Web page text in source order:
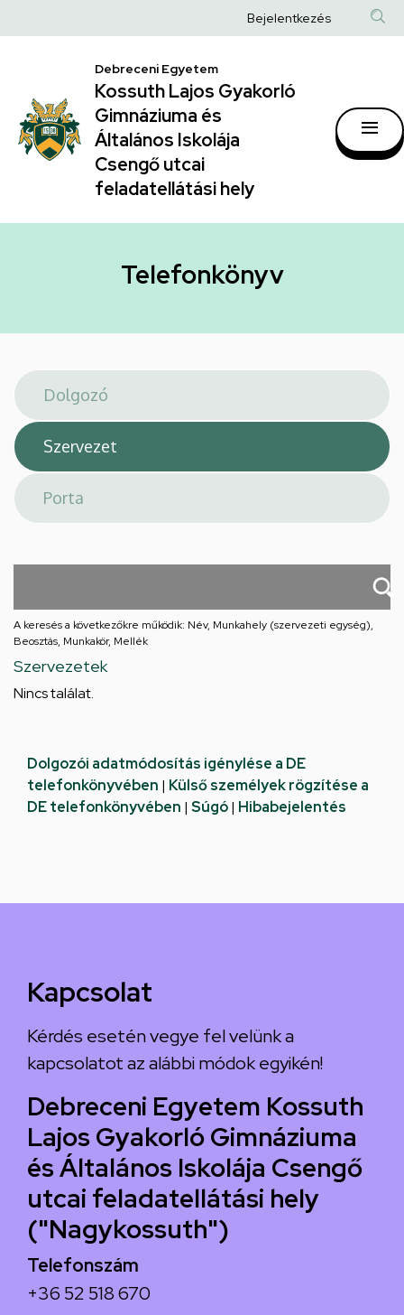
|
Kossuth
Lajos
Gyakorló
Gimnáziuma
Általános
hely
a
Anonim
fiók
Bejelentkezés
Debreceni Egyetem
Kossuth Lajos Gyakorló
Gimnáziuma és
Általános Iskolája
Csengő utcai
feladatellátási hely
Telefonkönyv
A keresés a következőkre működik: Név, Munkahely (szervezeti egység),
Beosztás, Munkakör, Mellék
Szervezetek
Nincs találat.
Dolgozói adatmódosítás igénylése a DE
telefonkönyvében | Külső személyek rögzítése a
DE telefonkönyvében | Súgó| Hibabejelentés
Kapcsolat
Kérdés esetén vegye fel velünk a
kapcsolatot az alábbi módok egyikén!
Debreceni Egyetem Kossuth
Lajos Gyakorló Gimnáziuma
és Általános Iskolája Csengő
utcai feladatellátási hely
("Nagykossuth")
Telefonszám
+36 52 518 670